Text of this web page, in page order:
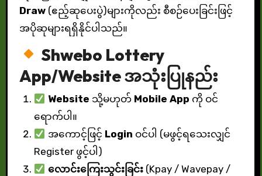
Draw(ဧည့်ဆုပေးပွဲ)များကိုလည်း စီစဉ်ပေးခြင်းဖြင့်
အပိုဆုများရရှိနိုင်ပါသည်။
Shwebo Lottery
App/Website အသုံးပြုနည်း
Website သို့မဟုတ် Mobile App ကို ဝင်
ရောက်ပါ။
အကောင့်ဖြင့် Login ဝင်ပါ (မဖွင့်ရသေးလျှင်
Register ဖွင့်ပါ)
လောင်းကြေးသွင်းခြင်း(Kpay / Wavepay /